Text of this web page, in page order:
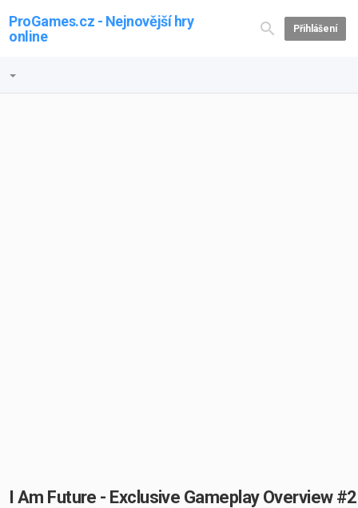
ProGames.cz - Nejnovější hry
online
Přihlášení
I Am Future - Exclusive Gameplay Overview #2